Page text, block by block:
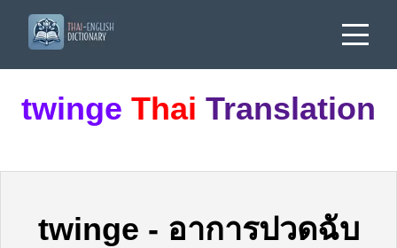
twinge Thai Translation
twinge - อาการปวดฉับ